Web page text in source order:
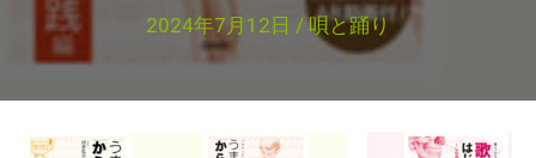
2024年7月12日 /唄と踊り